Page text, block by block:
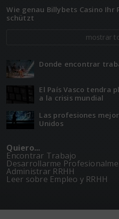
Wie genau Billybets Casino Ihr
schützt
mostrar
Donde encontrar
El Paí­­s Vasco tendra
a la crisis mundial
Las profesiones
Unidos
Quiero...
Encontrar Trabajo
Desarrollarme
Administrar RRHH
Leer sobre Empleo y RRHH